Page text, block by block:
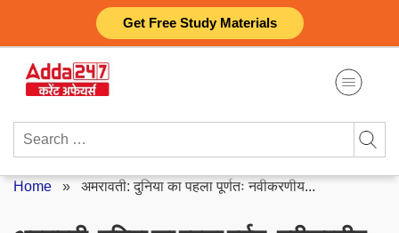
Get Free Study Materials
content
Search
Home » अमरावती: दुनिया का पहला पूर्णतः नवीकरणीय...